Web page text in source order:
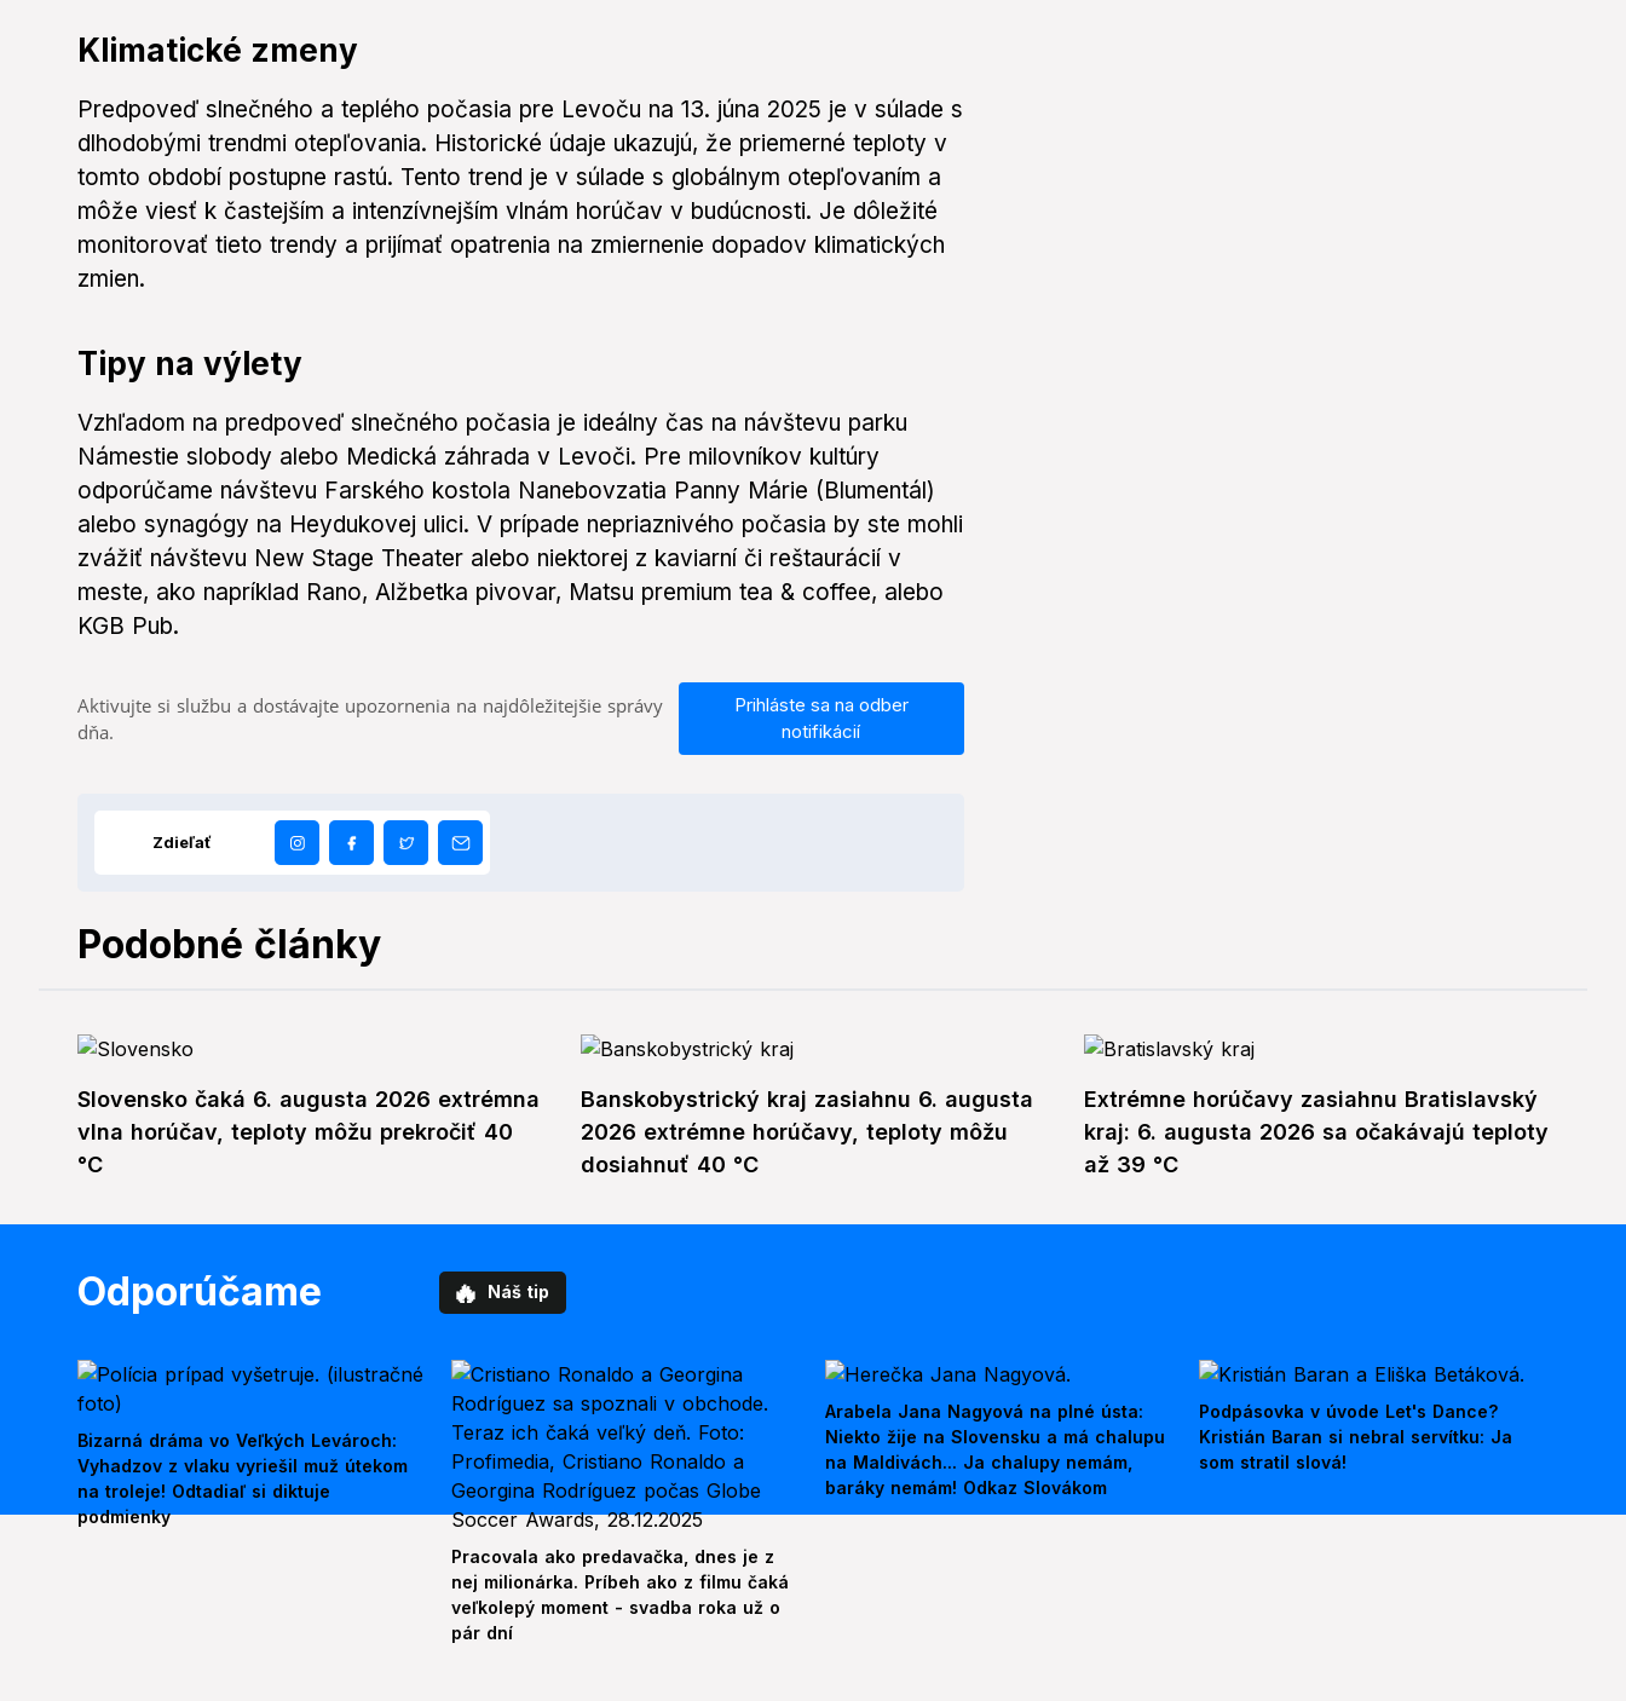
Klimatické zmeny
Predpoveď slnečného a teplého počasia pre Levoču na 13. júna 2025 je v súlade s
dlhodobými trendmi otepľovania. Historické údaje ukazujú, že priemerné teploty v
tomto období postupne rastú. Tento trend je v súlade s globálnym otepľovaním a
môže viesť k častejším a intenzívnejším vlnám horúčav v budúcnosti. Je dôležité
monitorovať tieto trendy a prijímať opatrenia na zmiernenie dopadov klimatických
zmien.
Tipy na výlety
Vzhľadom na predpoveď slnečného počasia je ideálny čas na návštevu parku
Námestie slobody alebo Medická záhrada v Levoči. Pre milovníkov kultúry
odporúčame návštevu Farského kostola Nanebovzatia Panny Márie (Blumentál)
alebo synagógy na Heydukovej ulici. V prípade nepriaznivého počasia by ste mohli
zvážiť návštevu New Stage Theater alebo niektorej z kaviarní či reštaurácií v
meste, ako napríklad Rano, Alžbetka pivovar, Matsu premium tea & coffee, alebo
KGB Pub.
Aktivujte si službu a dostávajte upozornenia na najdôležitejšie správy
dňa.
Prihláste sa na odber
notifikácií
Zdieľať
Podobné články
Slovensko čaká 6. augusta 2026 extrémna
vlna horúčav, teploty môžu prekročiť 40
°C
Banskobystrický kraj zasiahnu 6. augusta
2026 extrémne horúčavy, teploty môžu
dosiahnuť 40 °C
Extrémne horúčavy zasiahnu Bratislavský
kraj: 6. augusta 2026 sa očakávajú teploty
až 39 °C
Odporúčame 🔥 Náš tip
Bizarná dráma vo Veľkých Levároch:
Vyhadzov z vlaku vyriešil muž útekom
na troleje! Odtadiaľ si diktuje
podmienky
Pracovala ako predavačka, dnes je z
nej milionárka. Príbeh ako z filmu čaká
veľkolepý moment - svadba roka už o
pár dní
Arabela Jana Nagyová na plné ústa:
Niekto žije na Slovensku a má chalupu
na Maldivách... Ja chalupy nemám,
baráky nemám! Odkaz Slovákom
Podpásovka v úvode Let's Dance?
Kristián Baran si nebral servítku: Ja
som stratil slová!